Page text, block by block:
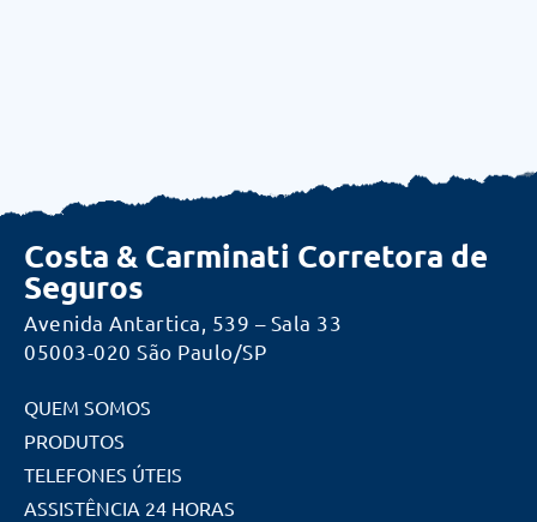
Costa & Carminati Corretora de
Seguros
Avenida Antartica, 539 – Sala 33
05003-020 São Paulo/SP
QUEM SOMOS
PRODUTOS
TELEFONES ÚTEIS
ASSISTÊNCIA 24 HORAS